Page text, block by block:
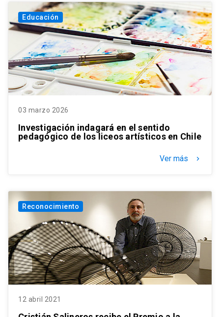
Educación
03 marzo 2026
Investigación indagará en el sentido
pedagógico de los liceos artísticos en Chile
Ver más keyboard_arrow_right
Reconocimiento
12 abril 2021